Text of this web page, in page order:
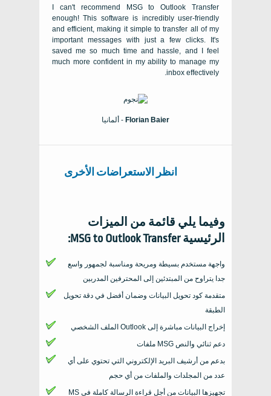
I can't recommend MSG to Outlook Transfer
enough!This software is incredibly user-friendly
and efficient,making it simple to transfer all of my
important messages with just a few clicks
It's
saved me so much time and hassle
and I feel
much more confident in my ability to manage my
inbox effectively
Florian Baier - ألمانيا
انظر الاستعراضات الأخرى
وفيما يلي قائمة من الميزات
الرئيسيةMSG to Outlook Transfer
:
واجهة مستخدم بسيطة ومريحة ومناسبة لجمهور واسع
جدا يتراوح من المبتدئين إلى المحترفين المدربين
متقدمة كود تحويل البيانات وضمان أفضل في دقة تحويل
الطبقة
إخراج البيانات مباشرة إلى Outlook الملف الشخصي
دعم ثنائي والنص MSG ملفات
بدعم من أرشيف البريد الإلكتروني التي تحتوي على أي
عدد من المجلدات والملفات من أي حجم
تجهيزها البيانات من أجل قراءة الرسالة كاملة في MS